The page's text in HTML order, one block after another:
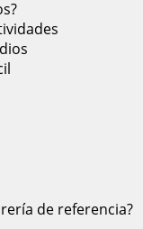
de referencia?